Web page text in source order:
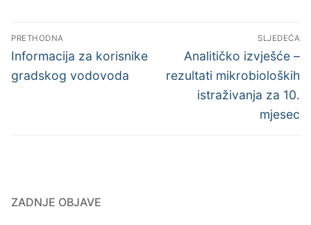
Navigacija
objava
PRETHODNA
Previous
post:
Informacija za korisnike
gradskog vodovoda
SLJEDEĆA
Next
post:
Analitičko izvješće –
rezultati mikrobioloških
istraživanja za 10.
mjesec
ZADNJE OBJAVE